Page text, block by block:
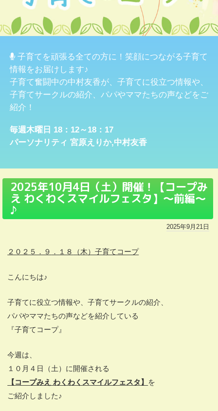
子育てを頑張る全ての方に！笑顔につながる子育て
情報をお届けします♪
子育て奮闘中の中村友香が、子育てに役立つ情報や、
子育てサークルの紹介、パパやママたちの声などをご
紹介！
毎週木曜日 18：12～18：17
パーソナリティ 宮原えりか,中村友香
2025年10月4日（土）開催！【コープみ
え わくわくスマイルフェスタ】～前編～
♪
2025年9月21日
２０２５．９ ．１８ （木）子育てコープ
こんにちは♪
子育てに役立つ情報や、子育てサークルの紹介、
パパやママたちの声などを紹介している
『子育てコープ』
今週は、
１０月４日（土）に開催される
【コープみえ わくわくスマイルフェスタ】
を
ご紹介しました♪